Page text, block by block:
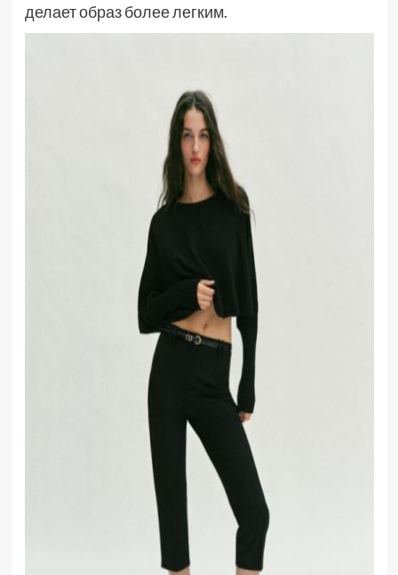
делает образ более легким.